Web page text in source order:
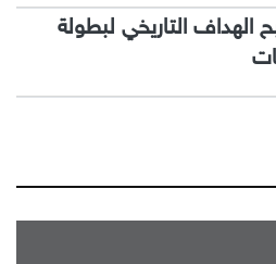
التاريخي لبطولة